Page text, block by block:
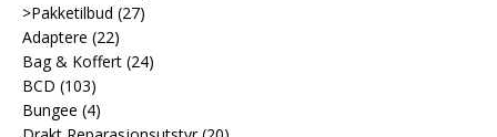
>Pakketilbud (27)
Adaptere (22)
Bag & Koffert (24)
BCD (103)
Bungee (4)